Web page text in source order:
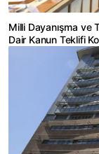
Milli Dayanışma ve
Dair Kanun Teklifi